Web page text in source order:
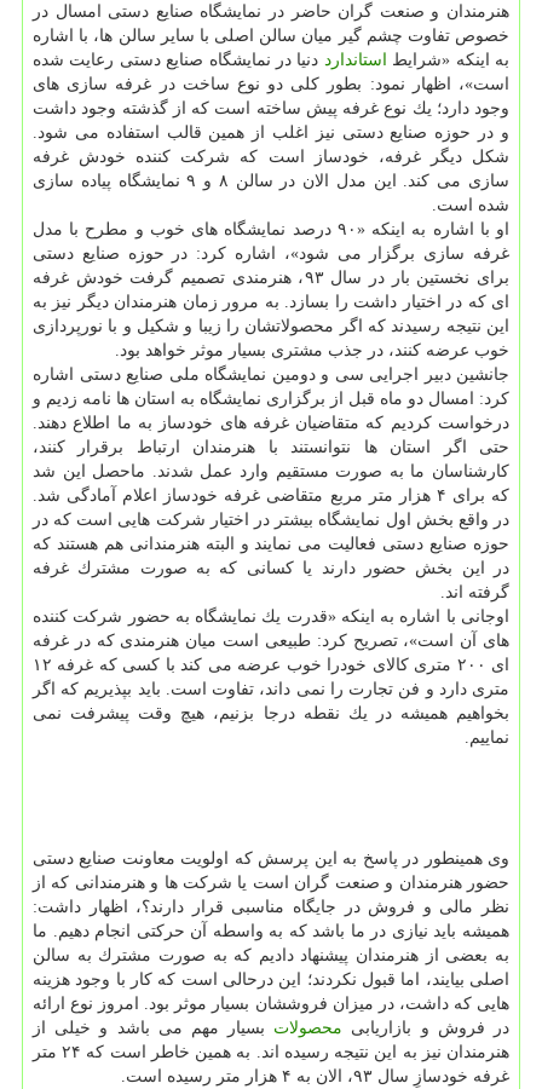
هنرمندان و صنعت گران حاضر در نمایشگاه صنایع دستی امسال در
خصوص تفاوت چشم گیر میان سالن اصلی با سایر سالن ها، با اشاره
به اینكه «شرایط استاندارد دنیا در نمایشگاه صنایع دستی رعایت شده
است»، اظهار نمود: بطور كلی دو نوع ساخت در غرفه سازی های
وجود دارد؛ یك نوع غرفه پیش ساخته است كه از گذشته وجود داشت
و در حوزه صنایع دستی نیز اغلب از همین قالب استفاده می شود.
شكل دیگر غرفه، خودساز است كه شركت كننده خودش غرفه
سازی می كند. این مدل الان در سالن ۸ و ۹ نمایشگاه پیاده سازی
شده است.
او با اشاره به اینكه «۹۰ درصد نمایشگاه های خوب و مطرح با مدل
غرفه سازی برگزار می شود»، اشاره كرد: در حوزه صنایع دستی
برای نخستین بار در سال ۹۳، هنرمندی تصمیم گرفت خودش غرفه
ای كه در اختیار داشت را بسازد. به مرور زمان هنرمندان دیگر نیز به
این نتیجه رسیدند كه اگر محصولاتشان را زیبا و شكیل و با نورپردازی
خوب عرضه كنند، در جذب مشتری بسیار موثر خواهد بود.
جانشین دبیر اجرایی سی و دومین نمایشگاه ملی صنایع دستی اشاره
كرد: امسال دو ماه قبل از برگزاری نمایشگاه به استان ها نامه زدیم و
درخواست كردیم كه متقاضیان غرفه های خودساز به ما اطلاع دهند.
حتی اگر استان ها نتوانستند با هنرمندان ارتباط برقرار كنند،
كارشناسان ما به صورت مستقیم وارد عمل شدند. ماحصل این شد
كه برای ۴ هزار متر مربع متقاضی غرفه خودساز اعلام آمادگی شد.
در واقع بخش اول نمایشگاه بیشتر در اختیار شركت هایی است كه در
حوزه صنایع دستی فعالیت می نمایند و البته هنرمندانی هم هستند كه
در این بخش حضور دارند یا كسانی كه به صورت مشترك غرفه
گرفته اند.
اوجانی با اشاره به اینكه «قدرت یك نمایشگاه به حضور شركت كننده
های آن است»، تصریح كرد: طبیعی است میان هنرمندی كه در غرفه
ای ۲۰۰ متری كالای خودرا خوب عرضه می كند با كسی كه غرفه ۱۲
متری دارد و فن تجارت را نمی داند، تفاوت است. باید بپذیریم كه اگر
بخواهیم همیشه در یك نقطه درجا بزنیم، هیچ وقت پیشرفت نمی
نماییم.
وی همینطور در پاسخ به این پرسش كه اولویت معاونت صنایع دستی
حضور هنرمندان و صنعت گران است یا شركت ها و هنرمندانی كه از
نظر مالی و فروش در جایگاه مناسبی قرار دارند؟، اظهار داشت:
همیشه باید نیازی در ما باشد كه به واسطه آن حركتی انجام دهیم. ما
به بعضی از هنرمندان پیشنهاد دادیم كه به صورت مشترك به سالن
اصلی بیایند، اما قبول نكردند؛ این درحالی است كه كار با وجود هزینه
هایی كه داشت، در میزان فروششان بسیار موثر بود. امروز نوع ارائه
در فروش و بازاریابی محصولات بسیار مهم می باشد و خیلی از
هنرمندان نیز به این نتیجه رسیده اند. به همین خاطر است كه ۲۴ متر
غرفه خودسازِ سال ۹۳، الان به ۴ هزار متر رسیده است.